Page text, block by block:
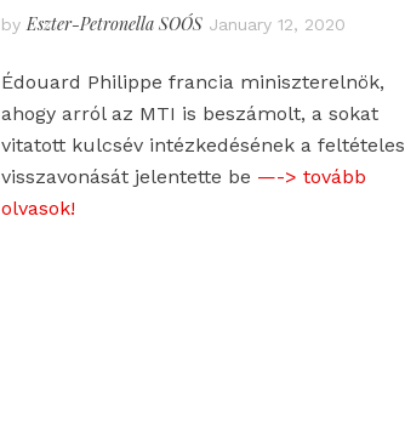
by Eszter-Petronella SOÓS January 12, 2020
Édouard Philippe francia miniszterelnök,
ahogy arról az MTI is beszámolt, a sokat
vitatott kulcsév intézkedésének a feltételes
visszavonását jelentette be —-> tovább
olvasok!